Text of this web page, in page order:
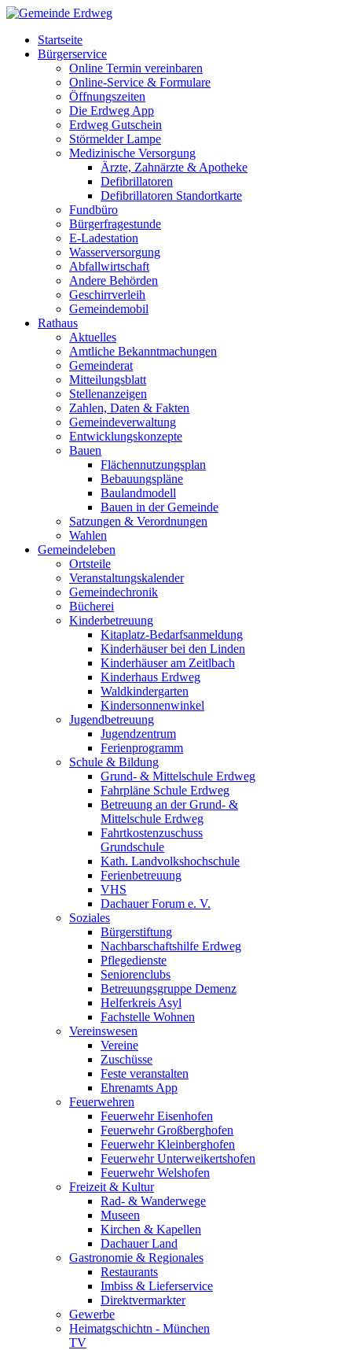
Startseite
Bürgerservice
Online Termin vereinbaren
Online-Service & Formulare
Öffnungszeiten
Die Erdweg App
Erdweg Gutschein
Störmelder Lampe
Medizinische Versorgung
Ärzte, Zahnärzte & Apotheke
Defibrillatoren
Defibrillatoren Standortkarte
Fundbüro
Bürgerfragestunde
E-Ladestation
Wasserversorgung
Abfallwirtschaft
Andere Behörden
Geschirrverleih
Gemeindemobil
Rathaus
Aktuelles
Amtliche Bekanntmachungen
Gemeinderat
Mitteilungsblatt
Stellenanzeigen
Zahlen, Daten & Fakten
Gemeindeverwaltung
Entwicklungskonzepte
Bauen
Flächennutzungsplan
Bebauungspläne
Baulandmodell
Bauen in der Gemeinde
Satzungen & Verordnungen
Wahlen
Gemeindeleben
Ortsteile
Veranstaltungskalender
Gemeindechronik
Bücherei
Kinderbetreuung
Kitaplatz-Bedarfsanmeldung
Kinderhäuser bei den Linden
Kinderhäuser am Zeitlbach
Kinderhaus Erdweg
Waldkindergarten
Kindersonnenwinkel
Jugendbetreuung
Jugendzentrum
Ferienprogramm
Schule & Bildung
Grund- & Mittelschule Erdweg
Fahrpläne Schule Erdweg
Betreuung an der Grund- &
Mittelschule Erdweg
Fahrtkostenzuschuss
Grundschule
Kath. Landvolkshochschule
Ferienbetreuung
VHS
Dachauer Forum e. V.
Soziales
Bürgerstiftung
Nachbarschaftshilfe Erdweg
Pflegedienste
Seniorenclubs
Betreuungsgruppe Demenz
Helferkreis Asyl
Fachstelle Wohnen
Vereinswesen
Vereine
Zuschüsse
Feste veranstalten
Ehrenamts App
Feuerwehren
Feuerwehr Eisenhofen
Feuerwehr Großberghofen
Feuerwehr Kleinberghofen
Feuerwehr Unterweikertshofen
Feuerwehr Welshofen
Freizeit & Kultur
Rad- & Wanderwege
Museen
Kirchen & Kapellen
Dachauer Land
Gastronomie & Regionales
Restaurants
Imbiss & Lieferservice
Direktvermarkter
Gewerbe
Heimatgschichtn - München
TV